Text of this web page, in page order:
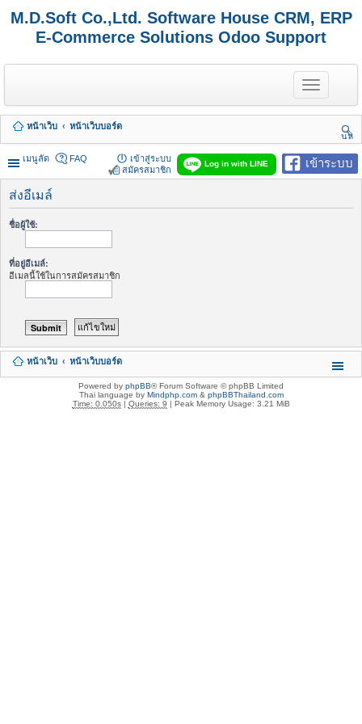
M.D.Soft Co.,Ltd. Software House CRM, ERP
E-Commerce Solutions Odoo Support
T
o
g
e
n
a
v
g
หน้าเว็บ
หน้าเว็บบอร์ด
นห
า
เมนูลัด
เข้าระบบ
Log in with LINE
FAQ
เข้าสู่ระบบ
สมัครสมาชิก
ส่งอีเมล์
ชื่อผู้ใช้:
ที่อยู่อีเมล์:
อีเมลนี้ใช้ในการสมัครสมาชิก
หน้าเว็บ หน้าเว็บบอร์ด
Powered by phpBB® Forum Software © phpBB Limited
Thai language by Mindphp.com& phpBBThailand.com
Time: 0.050s| Queries: 9 | Peak Memory Usage: 3.21 MiB